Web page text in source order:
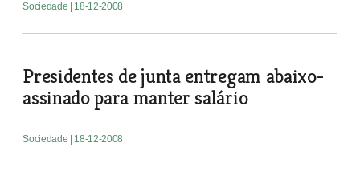
Sociedade | 18-12-2008
Presidentes de junta entregam abaixo-
assinado para manter salário
Sociedade | 18-12-2008